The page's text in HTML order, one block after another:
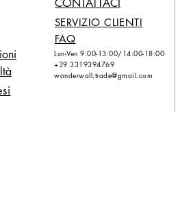
CONTATTACI
SERVIZIO CLIENTI
FAQ
Lun-Ven 9:00-13:00/14:00-18:00
+39 3319394769
wonderwall.trade@gmail.com